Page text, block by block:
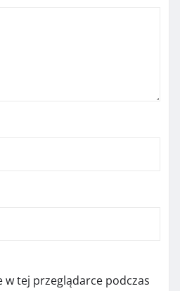
tej przeglądarce podczas